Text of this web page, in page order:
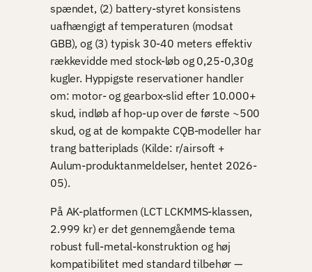
spændet, (2) battery-styret konsistens
uafhængigt af temperaturen (modsat
GBB), og (3) typisk 30-40 meters effektiv
rækkevidde med stock-løb og 0,25-0,30g
kugler. Hyppigste reservationer handler
om: motor- og gearbox-slid efter 10.000+
skud, indløb af hop-up over de første ~500
skud, og at de kompakte CQB-modeller har
trang batteriplads (Kilde: r/airsoft +
Aulum-produktanmeldelser, hentet 2026-
05).
På AK-platformen (LCT LCKMMS-klassen,
2.999 kr) er det gennemgående tema
robust full-metal-konstruktion og høj
kompatibilitet med standard tilbehør —